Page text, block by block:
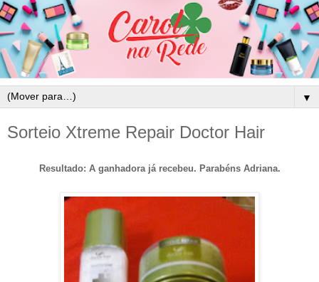
▼
Sorteio Xtreme Repair Doctor Hair
Resultado: A ganhadora já recebeu. Parabéns Adriana.